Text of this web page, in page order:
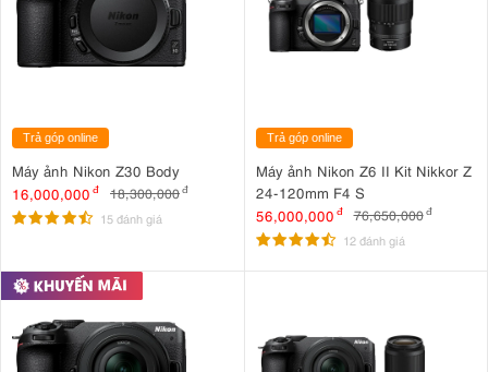
Trả góp online
Máy ảnh Nikon Z30 Body
16,000,000 đ 18,300,000đ
15 đánh giá
Trả góp online
Máy ảnh Nikon Z6 II Kit Nikkor Z
24-120mm F4 S
56,000,000 đ 76,650,000 đ
12 đánh giá